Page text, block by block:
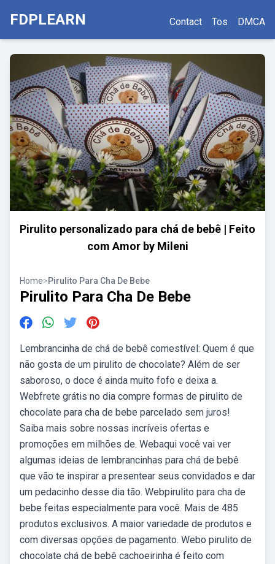
FDPLEARN Contact Tos DMCA
Pirulito personalizado para chá de bebê | Feito
com Amor by Mileni
Home>Pirulito Para Cha De Bebe
Pirulito Para Cha De Bebe
Lembrancinha de chá de bebê comestível: Quem é que
não gosta de um pirulito de chocolate? Além de ser
saboroso, o doce é ainda muito fofo e deixa a.
Webfrete grátis no dia compre formas de pirulito de
chocolate para cha de bebe parcelado sem juros!
Saiba mais sobre nossas incríveis ofertas e
promoções em milhões de. Webaqui você vai ver
algumas ideias de lembrancinhas para chá de bebê
que vão te inspirar a presentear seus convidados e dar
um pedacinho desse dia tão. Webpirulito para cha de
bebe feitas especialmente para você. Mais de 485
produtos exclusivos. A maior variedade de produtos e
com diversas opções de pagamento. Webo pirulito de
chocolate chá de bebê cachoeirinha é feito com